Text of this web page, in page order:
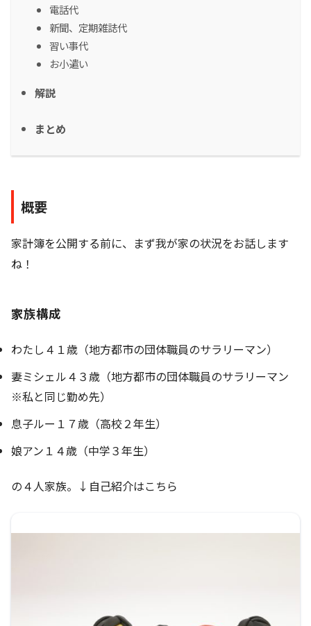
電話代
新聞、定期雑誌代
習い事代
お小遣い
解説
まとめ
概要
家計簿を公開する前に、まず我が家の状況をお話します
ね！
家族構成
わたし４１歳（地方都市の団体職員のサラリーマン）
妻ミシェル４３歳（地方都市の団体職員のサラリーマン
※私と同じ勤め先）
息子ルー１７歳（高校２年生）
娘アン１４歳（中学３年生）
の４人家族。↓自己紹介はこちら